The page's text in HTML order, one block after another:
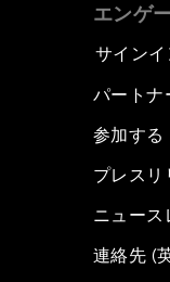
エンゲ
サインイ
パートナ
参加する
プレスリ
ニュース
連絡先 (